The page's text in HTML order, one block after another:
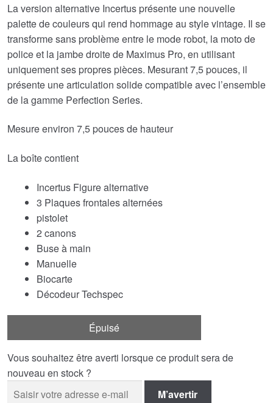
La version alternative Incertus présente une nouvelle
palette de couleurs qui rend hommage au style vintage. Il se
transforme sans problème entre le mode robot, la moto de
police et la jambe droite de Maximus Pro, en utilisant
uniquement ses propres pièces. Mesurant 7,5 pouces, il
présente une articulation solide compatible avec l’ensemble
de la gamme Perfection Series.
Mesure environ 7,5 pouces de hauteur
La boîte contient
Incertus Figure alternative
3 Plaques frontales alternées
pistolet
2 canons
Buse à main
Manuelle
Biocarte
Décodeur Techspec
Épuisé
Vous souhaitez être averti lorsque ce produit sera de
nouveau en stock ?
M’avertir